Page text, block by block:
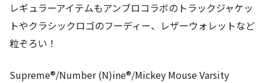
レギュラーアイテムもアンブロコラボのトラックジャケッ
トやクラシックロゴのフーディー、レザーウォレットなど
粒ぞろい！
Supreme®/Number (N)ine®/Mickey Mouse Varsity